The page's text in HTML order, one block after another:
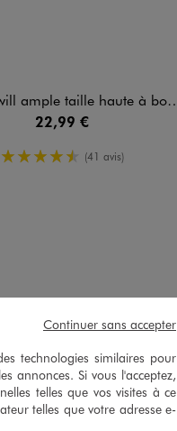
taille haute à boutons femme
22,99 €
4.5/5 de moyenne
(41 avis)
07/2026 parCorinne P.
technologies similaires pour
annonces. Si vous l'acceptez,
telles que vos visites à ce
telles que votre adresse e-
Continuer sans accepter